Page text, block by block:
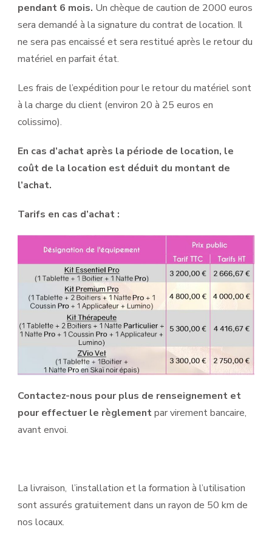
pendant 6 mois. Un chèque de caution de 2000 euros
sera demandé à la signature du contrat de location. Il
ne sera pas encaissé et sera restitué après le retour du
matériel en parfait état.
Les frais de l’expédition pour le retour du matériel sont
à la charge du client (environ 20 à 25 euros en
colissimo).
En cas d’achat après la période de location, le
coût de la location est déduit du montant de
l’achat.
Tarifs en cas d’achat :
Contactez-nous pour plus de renseignement et
pour effectuer le règlementpar virement bancaire,
avant envoi.
La livraison, l’installation et la formation à l’utilisation
sont assurés gratuitement dans un rayon de 50 km de
nos locaux.